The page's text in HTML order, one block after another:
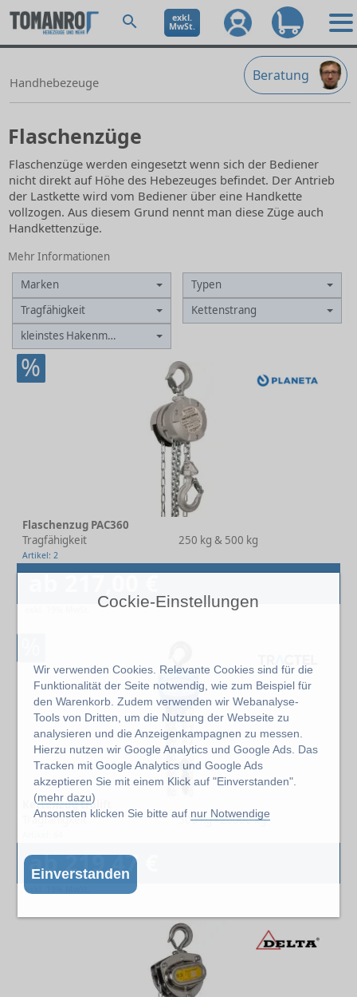
Cockie-Einstellungen
Wir verwenden Cookies. Relevante Cookies sind für die
Funktionalität der Seite notwendig, wie zum Beispiel für
den Warenkorb. Zudem verwenden wir Webanalyse-
Tools von Dritten, um die Nutzung der Webseite zu
analysieren und die Anzeigenkampagnen zu messen.
Hierzu nutzen wir Google Analytics und Google Ads. Das
Tracken mit Google Analytics und Google Ads
akzeptieren Sie mit einem Klick auf "Einverstanden".
(mehr dazu)
Ansonsten klicken Sie bitte auf nur Notwendige
Einverstanden
exkl.
MwSt.
Beratung
Handhebezeuge
Flaschenzüge
Flaschenzüge werden eingesetzt wenn sich der Bediener
nicht direkt auf Höhe des Hebezeuges befindet. Der Antrieb
der Lastkette wird vom Bediener über eine Handkette
vollzogen. Aus diesem Grund nennt man diese Züge auch
Handkettenzüge.
Mehr Informationen
Marken
Typen
Tragfähigkeit
Kettenstrang
kleinstes Hakenmaß
%
Flaschenzug PAC360
Tragfähigkeit
250 kg & 500 kg
Artikel: 2
ab 217,00 €
Kettenzug tralift
Tragfähigkeit
500 kg - 20000 kg
ab 219,47 €
exkl. 19% MwSt.